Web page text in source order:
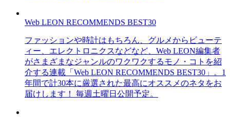
Web LEON RECOMMENDS BEST30
ファッションや時計はもちろん、グルメからビューテ
ィー、エレクトロニクスなどなど、Web LEON編集者
がさまざまなジャンルのワクワクするモノ・コトを紹
介する連載「Web LEON RECOMMENDS BEST30」。1
年間で計30本に厳選された最高にオススメのネタをお
届けします！ 毎週土曜日公開予定。